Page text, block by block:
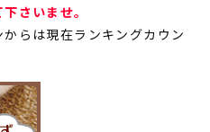
さいませ。
らは現在ランキングカウン